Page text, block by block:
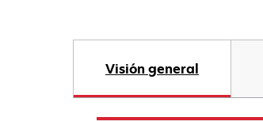
Visión general